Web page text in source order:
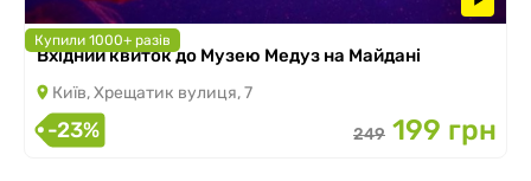
Купили 1000+ разів
Вхідний квиток до Музею Медуз на Майдані
Київ, Хрещатик вулиця, 7
-23% 249 199 грн